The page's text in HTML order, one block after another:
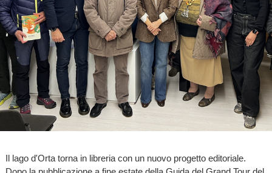
Il lago d'Orta torna in libreria con un nuovo progetto editoriale.